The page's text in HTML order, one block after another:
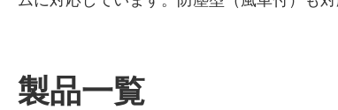
製品一覧